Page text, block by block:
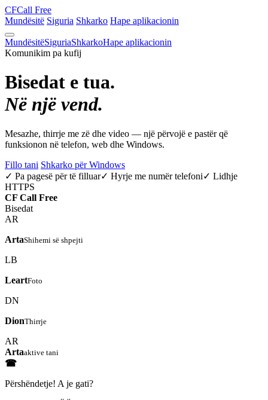
CFCall Free
Mundësitë Siguria Shkarko Hape aplikacionin
MundësitëSiguriaShkarkoHape aplikacionin
Komunikim pa kufij
Bisedat e tua.
Në një vend.
Mesazhe, thirrje me zë dhe video — një përvojë e pastër që
funksionon në telefon, web dhe Windows.
Fillo tani Shkarko për Windows
✓ Pa pagesë për të filluar✓ Hyrje me numër telefoni✓ Lidhje
HTTPS
CF Call Free
Bisedat
AR
ArtaShihemi së shpejti
LB
LeartFoto
DN
DionThirrje
AR
Artaaktive tani
☎
Përshëndetje! A je gati?